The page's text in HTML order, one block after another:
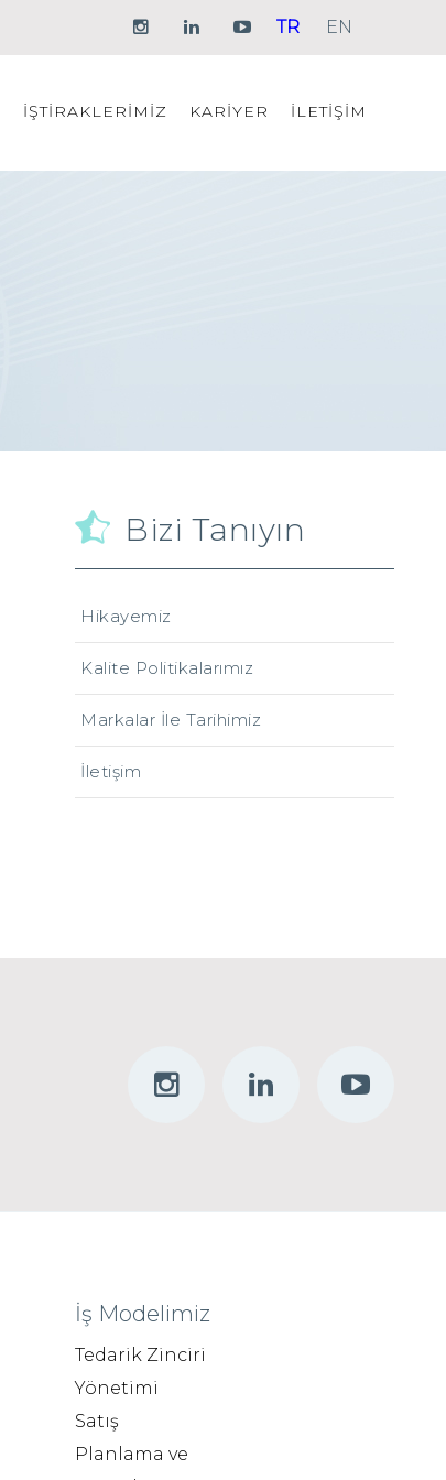
TR EN
İŞTİRAKLERİMİZ KARİYER İLETİŞİM
Bizi Tanıyın
Hikayemiz
Kalite Politikalarımız
Markalar İle Tarihimiz
İletişim
İş Modelimiz
Tedarik Zinciri
Yönetimi
Satış
Planlama ve